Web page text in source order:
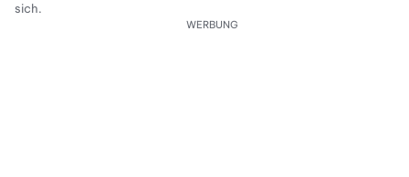
sich.
WERBUNG